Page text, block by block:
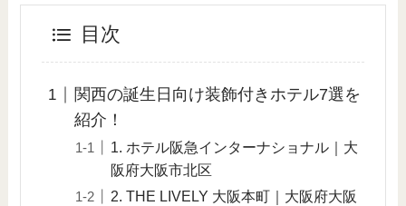
目次
関西の誕生日向け装飾付きホテル7選を
紹介！
1. ホテル阪急インターナショナル｜大
阪府大阪市北区
2. THE LIVELY 大阪本町｜大阪府大阪